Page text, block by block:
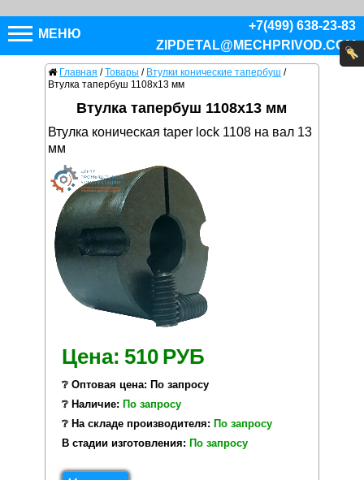
МЕНЮ
+7(499) 638-23-83
ZIPDETAL@MECHPRIVOD.COM
Главная / Товары / Втулки конические тапербуш /
Втулка тапербуш 1108x13 мм
Втулка тапербуш 1108x13 мм
Втулка коническая taper lock 1108 на вал 13
мм
Цена: 510 РУБ
❔ Оптовая цена: По запросу
❔ Наличие: По запросу
❔ На складе производителя: По запросу
В стадии изготовления: По запросу